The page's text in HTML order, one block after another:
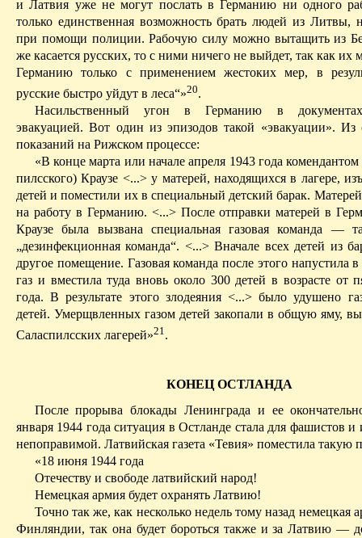
и Латвия уже не могут послать в Германию ни одного
только единственная возможность брать людей из Литвы,
при помощи полиции. Рабочую силу можно вытащить из
же касается русских, то с ними ничего не выйдет, так как их
Германию только с применением жестоких мер, в
русские быстро уйдут в леса“»20.
Насильственный угон в Германию в
эвакуацией. Вот один из эпизодов такой «эвакуации». Из
показаний на Рижском процессе:
«В конце марта или начале апреля 1943 года комендантом
пилсского)Краузе <...> у матерей, находящихся в лагере,
детей и поместили их в специальный детский барак.
на работу в Германию. <...> После отправки матерей в
Краузе была вызвана специальная газовая команда —
„дезинфекционная команда“. <...> Вначале всех детей из
другое помещение. Газовая команда после этого напустила
газ и вместила туда вновь около 300 детей в возрасте от
года. В результате этого злодеяния <...> было удушено
детей. Умерщвленных газом детей закопали в общую яму,
Саласпилсских лагерей»21.
КОНЕЦ ОСТЛАНДА
После прорыва блокады Ленинграда и ее
января 1944 года ситуация вОстланде стала для фашистов и
непоправимой. Латвийская газета «Тевия» поместила такую
«18 июня 1944 года
Отечеству и свободе латвийский народ!
Немецкая армия будет охранять Латвию!
Точно так же, как несколько недель тому назад немецкая
Финляндии, так она будет бороться также и за Латвию —